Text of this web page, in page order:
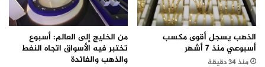
الذهب يسجل أقوى مكسب
أسبوعي منذ 7 أشهر
منذ 34 دقيقة
من الخليج إلى العالم: أسبوع
تختبر فيه الأسواق اتجاه النفط
والذهب والفائدة